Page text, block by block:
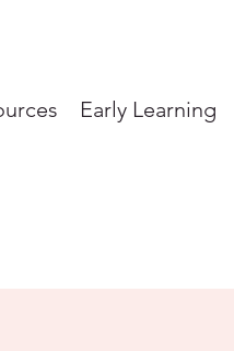
Early Learning